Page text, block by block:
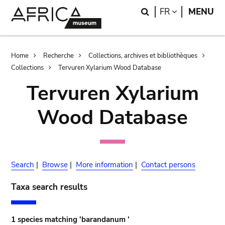
Search
FR LANGUAGE
MENU
Breadcrumb
Home Recherche
Collections, archives et bibliothèques
Collections
Tervuren Xylarium Wood Database
Tervuren Xylarium
Wood Database
Search | Browse | More information | Contact persons
Taxa search results
1 species matching 'barandanum '